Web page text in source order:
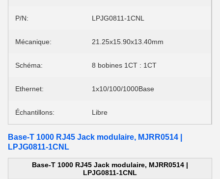
P/N: LPJG0811-1CNL
Mécanique: 21.25x15.90x13.40mm
Schéma: 8 bobines 1CT : 1CT
Ethernet: 1x10/100/1000Base
Échantillons: Libre
Base-T 1000 RJ45 Jack modulaire, MJRR0514 |
LPJG0811-1CNL
Base-T 1000 RJ45 Jack modulaire, MJRR0514 |
LPJG0811-1CNL